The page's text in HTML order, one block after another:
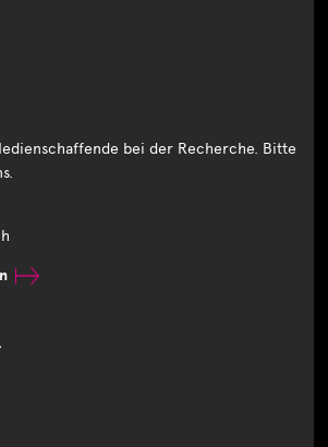
bei der Recherche. Bitte